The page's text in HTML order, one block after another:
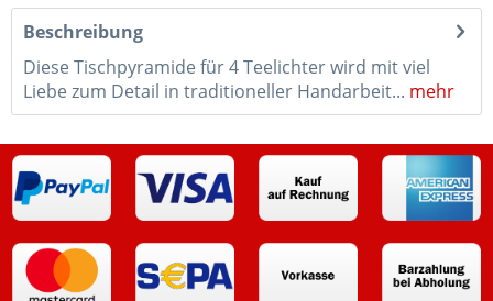
Beschreibung
Diese Tischpyramide für 4 Teelichter wird mit viel
Liebe zum Detail in traditioneller Handarbeit... mehr